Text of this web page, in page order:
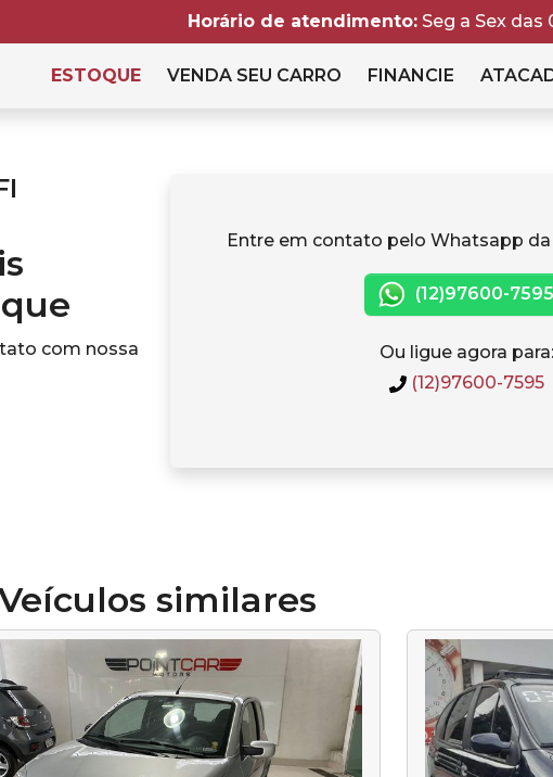
Horário de atendimento: Seg a Sex das
ESTOQUE VENDA SEU CARRO FINANCIE
com nossa
Entre em contato pelo Whatsapp
(12)97600-7595
Ou ligue agora para:
(12)97600-7595
similares